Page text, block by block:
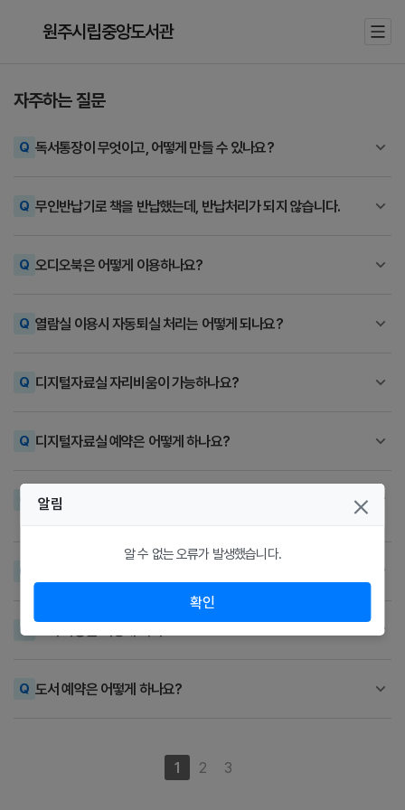
원주시립중앙도서관
자주하는 질문
독서통장이 무엇이고, 어떻게 만들 수 있나요?
무인반납기로 책을 반납했는데, 반납처리가 되지 않습니다.
오디오북은 어떻게 이용하나요?
열람실 이용시 자동퇴실 처리는 어떻게 되나요?
디지털자료실 자리비움이 가능하나요?
디지털자료실 예약은 어떻게 하나요?
비치희망도서 신청시, 마감되었다는 메시지가 나옵니다. 신청
기간이 따로 있는건가요?
도서 예약은 어떻게 하나요?
1 2 3
알림
알 수 없는 오류가 발생했습니다.
확인